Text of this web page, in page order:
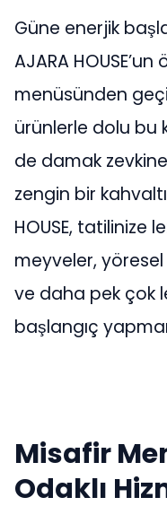
Güne enerjik
AJARA HOUSE’un
menüsünden
ürünlerle dolu bu
de damak
zengin bir
HOUSE, tatilinize
meyveler,
ve daha pek çok
başlangıç
Misafir
Odaklı